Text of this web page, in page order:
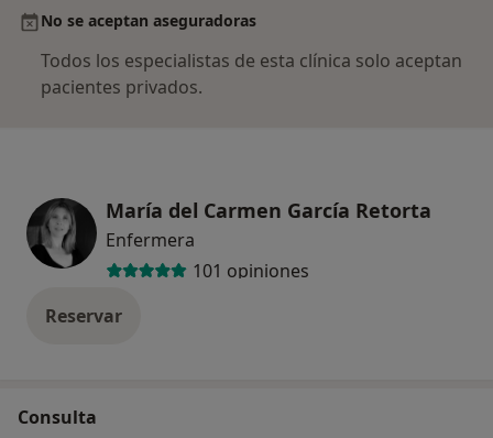
No se aceptan aseguradoras
Todos los especialistas de esta clínica solo aceptan
pacientes privados.
María del Carmen García Retorta
Enfermera
101 opiniones
Reservar
Consulta